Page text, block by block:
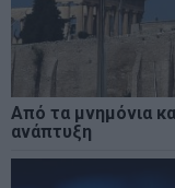
Από τα μνημόνια
ανάπτυξη